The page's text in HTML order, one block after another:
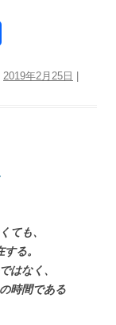
2019年2月25日
ても、
る。
はなく、
時間である